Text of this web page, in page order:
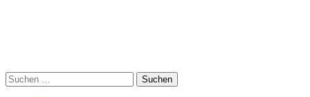
Suchen
nach: